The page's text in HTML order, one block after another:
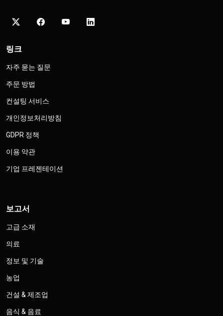
링크
자주 묻는 질문
주문 방법
컨설팅 서비스
개인정보처리방침
GDPR 정책
이용 약관
기업 프레젠테이션
보고서
고급 소재
의료
정보 및 기술
농업
건설 & 제조업
음식 & 음료